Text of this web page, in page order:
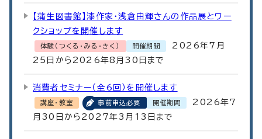
【蒲生図書館】漆作家・浅倉由輝さんの作品展とワー
クショップを開催します
体験（つくる・みる・きく） 開催期間
2026年7月
25日から2026年8月30日まで
消費者セミナー（全6回）を開催します
講座・教室 事前申込必要 開催期間
2026年7
月30日から2027年3月13日まで